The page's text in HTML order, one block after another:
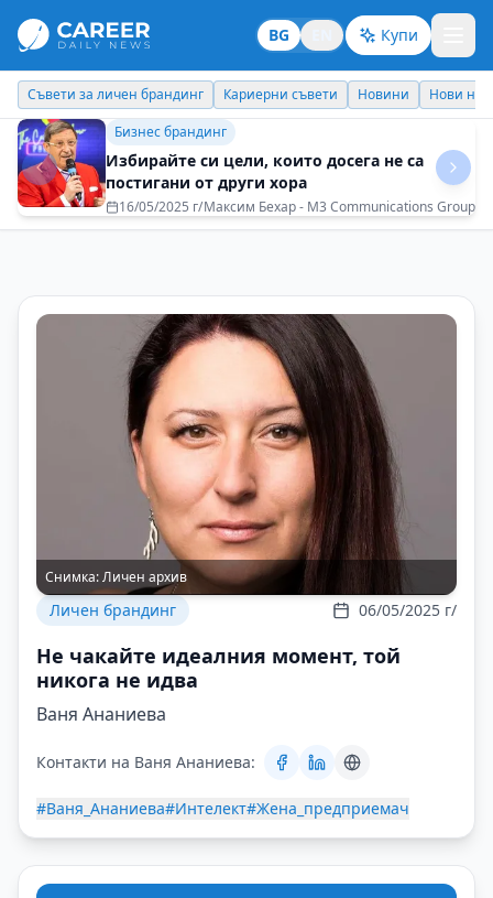
BG Купи
Кариерни съвети Новини Нови назначения Днес празнува
Кариерни съвети
Успехът не е лична декларация, а
колективно признание
11/12/2025 г/ Маню Моравенов
Снимка:Личен архив
Личен брандинг 06/05/2025 г/
Не чакайте идеалния момент, той
никога не идва
Ваня Ананиева
Контакти на Ваня Ананиева:
#Ваня_Ананиева#Интелект#Жена_предприемач